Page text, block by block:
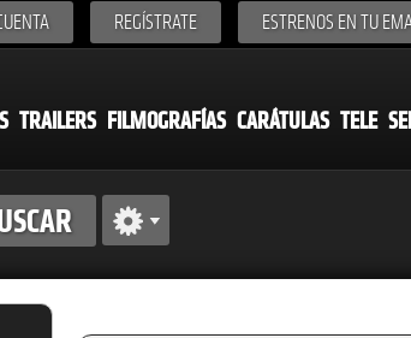
REGÍSTRATE ESTRENOS EN TU
TRAILERS FILMOGRAFÍAS CARÁTULAS TELE